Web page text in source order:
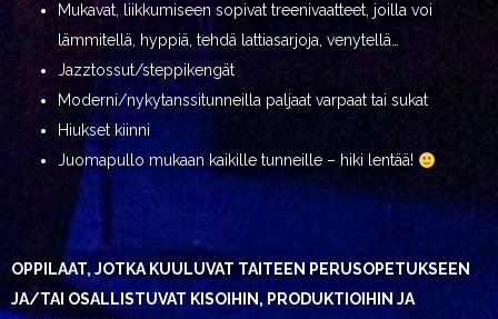
Mukavat, liikkumiseen sopivat treenivaatteet, joilla voi
lämmitellä, hyppiä, tehdä lattiasarjoja, venytellä…
Jazztossut/steppikengät
Moderni/nykytanssitunneilla paljaat varpaat tai sukat
Hiukset kiinni
Juomapullo mukaan kaikille tunneille – hiki lentää!
OPPILAAT, JOTKA KUULUVAT TAITEEN PERUSOPETUKSEEN
JA/TAI OSALLISTUVAT KISOIHIN, PRODUKTIOIHIN JA